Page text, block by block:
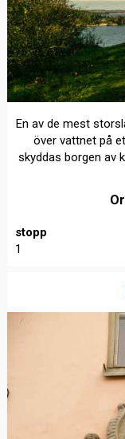
En av de mest
över vattnet på
skyddas borgen av
stopp
1